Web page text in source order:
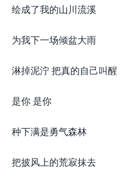
绘成了我的山川流溪
为我下一场倾盆大雨
淋掉泥泞 把真的自己叫醒
是你 是你
种下满是勇气森林
把披风上的荒寂抹去